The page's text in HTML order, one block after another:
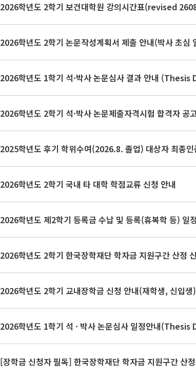
2026학년도 1학기 석·박사 논문심사 결과 안내
2026학년도 2학기 석·박사 논문제출자격시험 합격자
2025학년도 후기 학위수여(2026.8. 졸업) 대상자 최종인
2026학년도 2학기 국내 타 대학 학점교류 신청 안내
2026학년도 제2학기 등록금 수납 및 등록(휴복학 등) 일
2026학년도 2학기 한국장학재단 학자금 지원구간 산정
2026학년도 2학기 교내장학금 신청 안내(재학생, 신입생)
2026학년도 1학기 석 · 박사 논문심사 일정안내
[장학금 신청자 필독] 한국장학재단 학자금 지원구간 산